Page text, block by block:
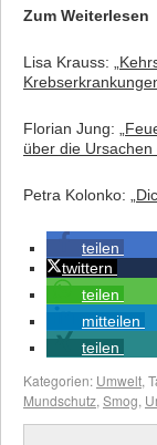
Zum Weiterlesen
Lisa Krauss: „
Florian Jung: „
über die
Petra Kolonko: „
teilen
twittern
teilen
mitteilen
teilen
Kategorien: Umwelt,
Mundschutz, Smog,